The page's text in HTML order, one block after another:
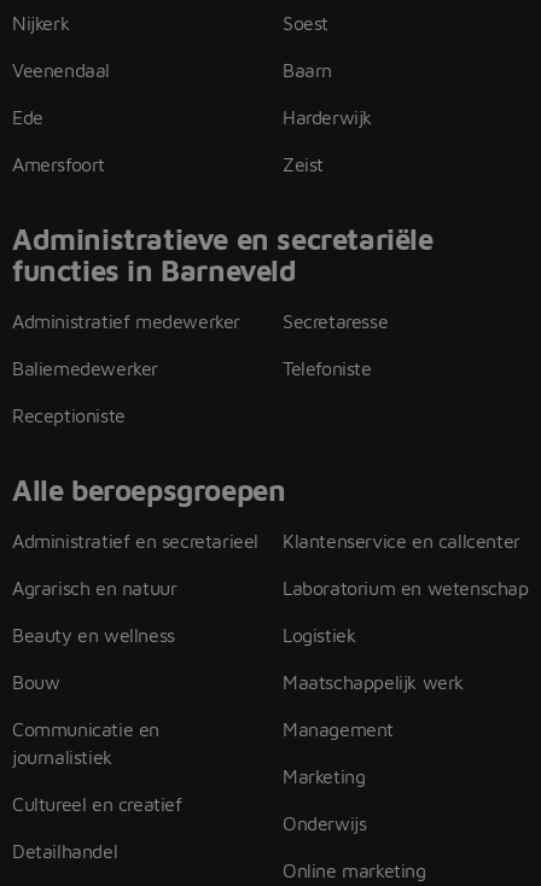
Nijkerk
Veenendaal
Ede
Amersfoort
Soest
Baarn
Harderwijk
Zeist
Administratieve en secretariële
functies in Barneveld
Administratief medewerker
Baliemedewerker
Receptioniste
Secretaresse
Telefoniste
Alle beroepsgroepen
Administratief en secretarieel
Agrarisch en natuur
Beauty en wellness
Bouw
Communicatie en
journalistiek
Cultureel en creatief
Detailhandel
Klantenservice en callcenter
Laboratorium en wetenschap
Logistiek
Maatschappelijk werk
Management
Marketing
Onderwijs
Online marketing